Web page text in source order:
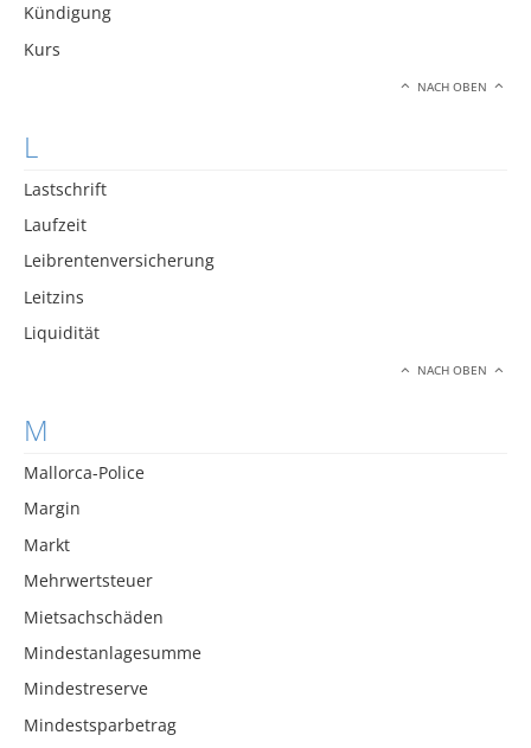
Kündigung
Kurs
NACH OBEN
L
Lastschrift
Laufzeit
Leibrentenversicherung
Leitzins
Liquidität
NACH OBEN
M
Mallorca-Police
Margin
Markt
Mehrwertsteuer
Mietsachschäden
Mindestanlagesumme
Mindestreserve
Mindestsparbetrag